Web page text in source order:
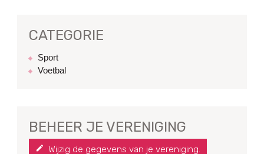
CATEGORIE
Sport
Voetbal
BEHEER JE VERENIGING
Wijzig de gegevens van je vereniging.